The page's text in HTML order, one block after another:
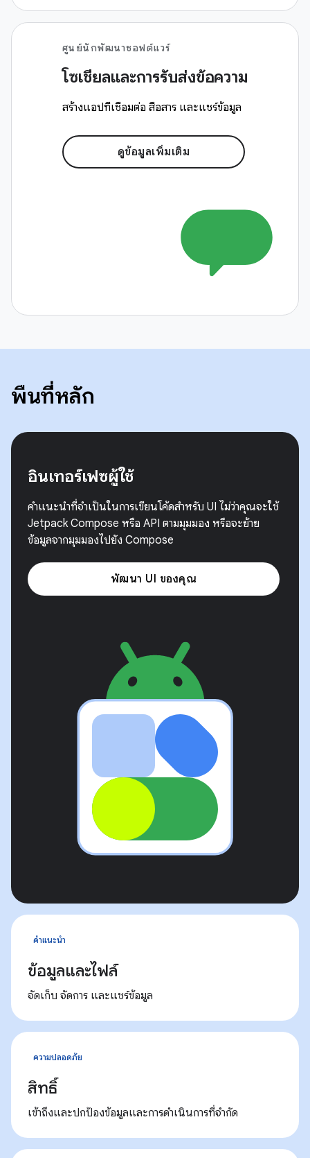
ศูนย์นักพัฒนาซอฟต์แวร์
โซเชียลและการรับส่งข้อความ
สร้างแอปที่เชื่อมต่อ สื่อสาร และแชร์ข้อมูล
ดูข้อมูลเพิ่มเติม
พื้นที่หลัก
อินเทอร์เฟซผู้ใช้
คำแนะนำที่จำเป็นในการเขียนโค้ดสำหรับ UI ไม่ว่าคุณจะใช้
Jetpack Compose หรือ API ตามมุมมอง หรือจะย้าย
ข้อมูลจากมุมมองไปยัง Compose
พัฒนา UI ของคุณ
คำแนะนำ
ข้อมูลและไฟล์
จัดเก็บ จัดการ และแชร์ข้อมูล
ความปลอดภัย
สิทธิ์
เข้าถึงและปกป้องข้อมูลและการดําเนินการที่จํากัด